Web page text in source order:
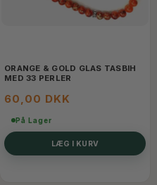
ORANGE & GOLD GLAS TASBIH
MED 33 PERLER
60,00 DKK
På Lager
LÆG I KURV